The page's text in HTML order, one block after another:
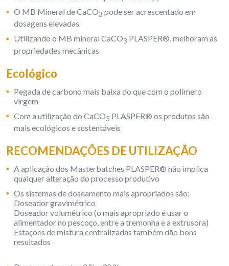
O MB Mineral de CaCO3 pode ser acrescentado em
dosagens elevadas
Utilizando o MB mineral CaCO3 PLASPER®, melhoram as
propriedades mecânicas
Ecológico
Pegada de carbono mais baixa do que com o polímero
virgem
Com a utilização do CaCO3 PLASPER® os produtos são
mais ecológicos e sustentáveis
RECOMENDAÇÕES DE UTILIZAÇÃO
A aplicação dos Masterbatches PLASPER® não implica
qualquer alteração do processo produtivo
Os sistemas de doseamento mais apropriados são:
Doseador gravimétrico
Doseador volumétrico (o mais apropriado é usar o
alimentador no pescoço, entre a tremonha e a extrusora)
Estações de mistura centralizadas também dão bons
resultados